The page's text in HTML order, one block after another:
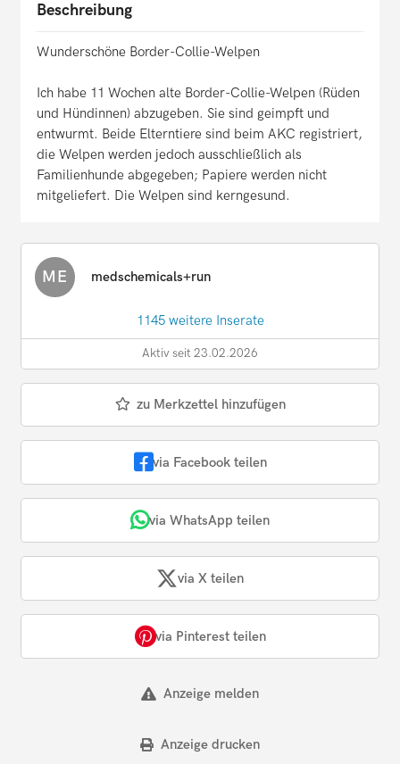
Beschreibung
Wunderschöne Border-Collie-Welpen
Ich habe 11 Wochen alte Border-Collie-Welpen (Rüden
und Hündinnen) abzugeben. Sie sind geimpft und
entwurmt. Beide Elterntiere sind beim AKC registriert,
die Welpen werden jedoch ausschließlich als
Familienhunde abgegeben; Papiere werden nicht
mitgeliefert. Die Welpen sind kerngesund.
ME medschemicals+run
1145 weitere Inserate
Aktiv seit 23.02.2026
zu Merkzettel hinzufügen
via Facebook teilen
via WhatsApp teilen
via X teilen
via Pinterest teilen
Anzeige melden
Anzeige drucken